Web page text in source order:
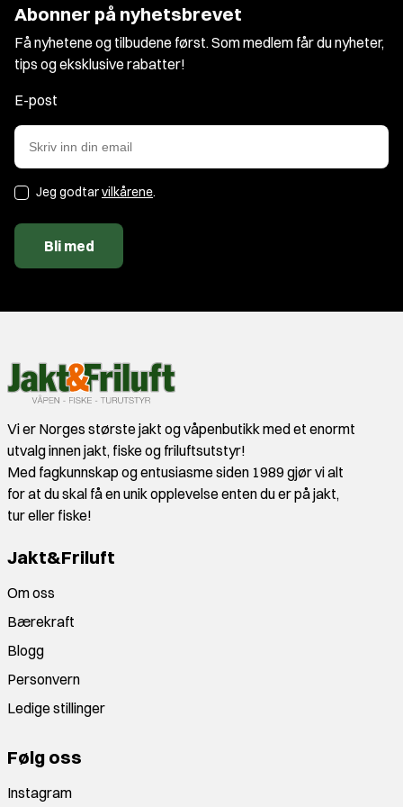
Abonner på nyhetsbrevet
Få nyhetene og tilbudene først. Som medlem får du nyheter,
tips og eksklusive rabatter!
E-post
Jeg godtarvilkårene.
Bli med
Vi er Norges største jakt og våpenbutikk med et enormt
utvalg innen jakt, fiske og friluftsutstyr!
Med fagkunnskap og entusiasme siden 1989 gjør vi alt
for at du skal få en unik opplevelse enten du er på jakt,
tur eller fiske!
Jakt&Friluft
Om oss
Bærekraft
Blogg
Personvern
Ledige stillinger
Følg oss
Instagram